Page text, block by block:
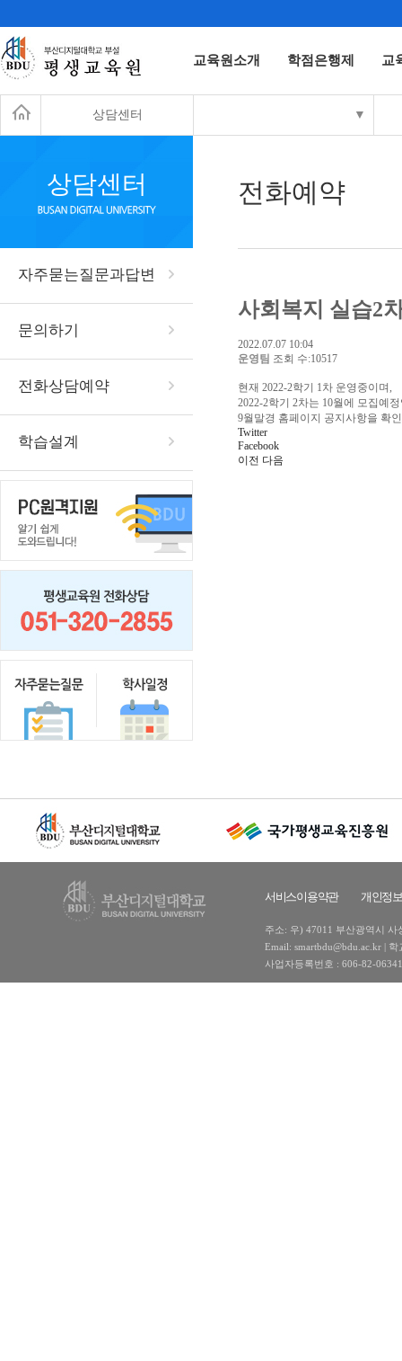
교육원소개 학점은행제 교
상담센터 ▼
상담센터
자주묻는질문과답변
문의하기
전화상담예약
학습설계
전화예약
사회복지 실습2
2022.07.07 10:04
운영팀 조회 수:10517
현재 2022-2학기 1차 운영중이며,
2022-2학기 2차는 10월에 모집예
9월말경 홈페이지 공지사항을 확
Twitter
Facebook
이전 다음
서비스이용약관 개인정
주소: 우) 47011 부산광역시 사
Email: smartbdu@bdu.ac.kr |
사업자등록번호 : 606-82-